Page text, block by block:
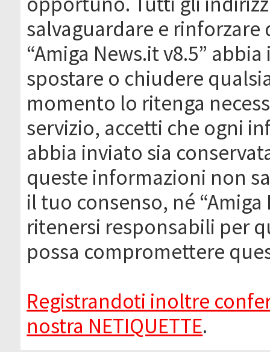
salvaguardare e
“Amiga News.it v8.5”
spostare o chiudere
momento lo ritenga
servizio, accetti che ogni
abbia inviato sia
queste informazioni non
il tuo consenso, né
ritenersi responsabili per
possa compromettere
Registrandoti inoltre
nostra NETIQUETTE.